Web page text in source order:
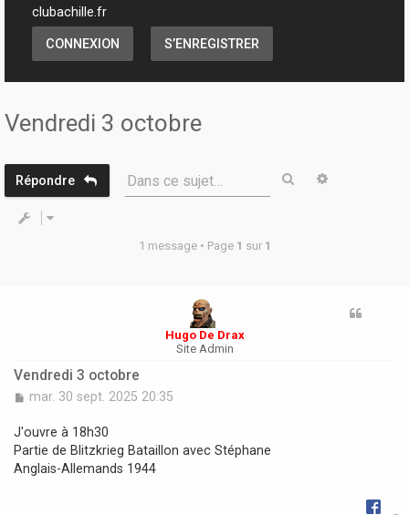
clubachille.fr
CONNEXION S’ENREGISTRER
Vendredi 3 octobre
Répondre Dans ce sujet… Rechercher
1 message • Page 1 sur 1
Hugo De Drax
Site Admin
Vendredi 3 octobre
M
s
a
g
mar. 30 sept. 2025 20:35
J'ouvre à 18h30
Partie de Blitzkrieg Bataillon avec Stéphane
Anglais-Allemands 1944